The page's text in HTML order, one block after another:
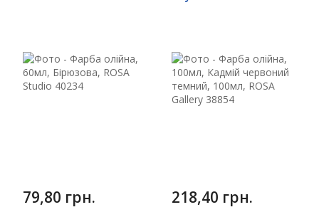
79,80 грн. 218,40 грн.